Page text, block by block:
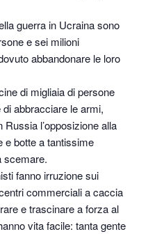
guerra in Ucraina sono
e sei milioni
abbandonare le loro
di migliaia di persone
abbracciare le armi,
l’opposizione alla
e botte a tantissime
scemare.
fanno irruzione sui
commerciali a caccia
e trascinare a forza al
vita facile: tanta gente